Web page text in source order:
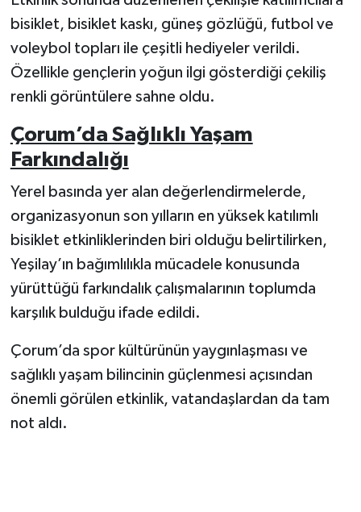
bisiklet, bisiklet kaskı, güneş gözlüğü, futbol ve
voleybol topları ile çeşitli hediyeler verildi.
Özellikle gençlerin yoğun ilgi gösterdiği çekiliş
renkli görüntülere sahne oldu.
Çorum’da Sağlıklı Yaşam
Farkındalığı
Yerel basında yer alan değerlendirmelerde,
organizasyonun son yılların en yüksek katılımlı
bisiklet etkinliklerinden biri olduğu belirtilirken,
Yeşilay’ın bağımlılıkla mücadele konusunda
yürüttüğü farkındalık çalışmalarının toplumda
karşılık bulduğu ifade edildi.
Çorum’da spor kültürünün yaygınlaşması ve
sağlıklı yaşam bilincinin güçlenmesi açısından
önemli görülen etkinlik, vatandaşlardan da tam
not aldı.